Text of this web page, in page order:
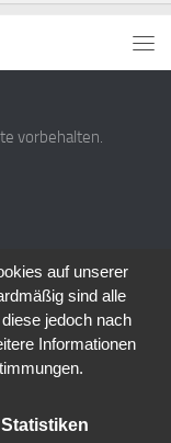
vorbehalten.
auf unserer
sind alle
jedoch nach
Informationen
Statistiken